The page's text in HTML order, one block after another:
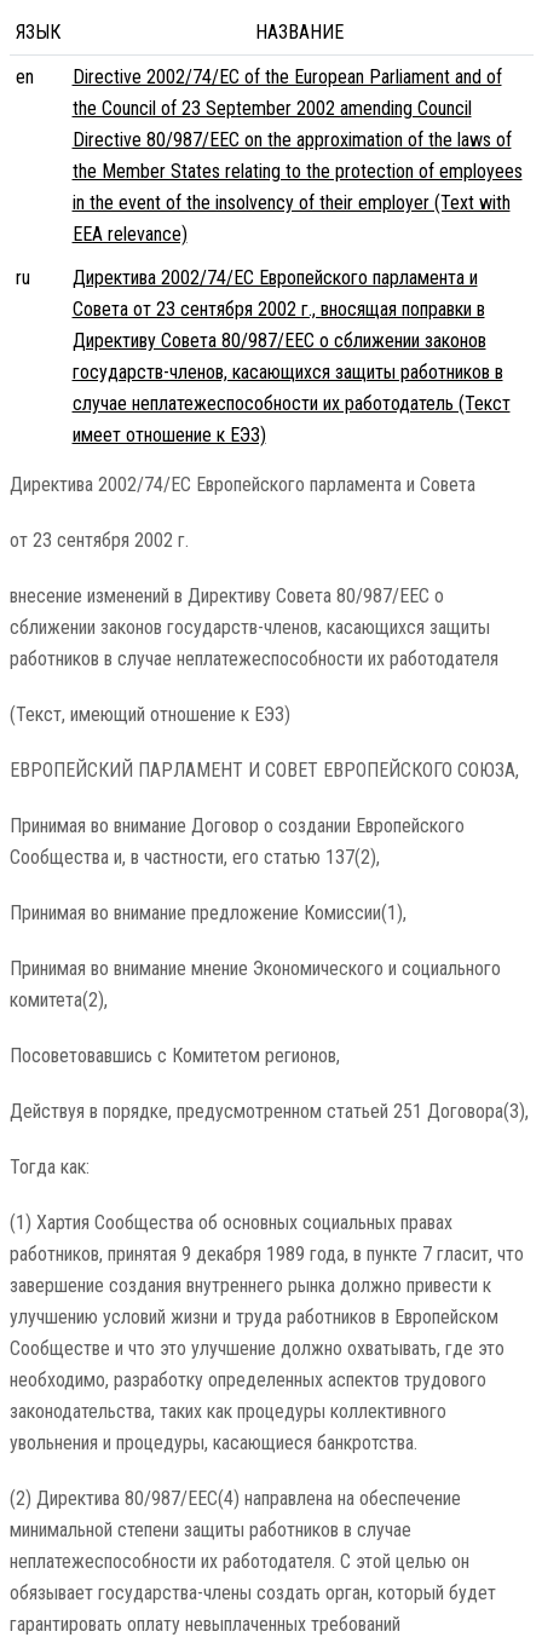
ЯЗЫК
НАЗВАНИЕ
en
Directive 2002/74/EC of the European Parliament and of
the Council of 23 September 2002 amending Council
Directive 80/987/EEC on the approximation of the laws of
the Member States relating to the protection of employees
in the event of the insolvency of their employer (Text with
EEA relevance)
ru
Директива 2002/74/EC Европейского парламента и
Совета от 23 сентября 2002 г., вносящая поправки в
Директиву Совета 80/987/EEC о сближении законов
государств-членов, касающихся защиты работников в
случае неплатежеспособности их работодатель (Текст
имеет отношение к ЕЭЗ)
Директива 2002/74/EC Европейского парламента и Совета
от 23 сентября 2002 г.
внесение изменений в Директиву Совета 80/987/EEC о
сближении законов государств-членов, касающихся защиты
работников в случае неплатежеспособности их работодателя
(Текст, имеющий отношение к ЕЭЗ)
ЕВРОПЕЙСКИЙ ПАРЛАМЕНТ И СОВЕТ ЕВРОПЕЙСКОГО СОЮЗА,
Принимая во внимание Договор о создании Европейского
Сообщества и, в частности, его статью 137(2),
Принимая во внимание предложение Комиссии(1),
Принимая во внимание мнение Экономического и социального
комитета(2),
Посоветовавшись с Комитетом регионов,
Действуя в порядке, предусмотренном статьей 251 Договора(3),
Тогда как:
(1) Хартия Сообщества об основных социальных правах
работников, принятая 9 декабря 1989 года, в пункте 7 гласит, что
завершение создания внутреннего рынка должно привести к
улучшению условий жизни и труда работников в Европейском
Сообществе и что это улучшение должно охватывать, где это
необходимо, разработку определенных аспектов трудового
законодательства, таких как процедуры коллективного
увольнения и процедуры, касающиеся банкротства.
(2) Директива 80/987/EEC(4) направлена ​​на обеспечение
минимальной степени защиты работников в случае
неплатежеспособности их работодателя. С этой целью он
обязывает государства-члены создать орган, который будет
гарантировать оплату невыплаченных требований